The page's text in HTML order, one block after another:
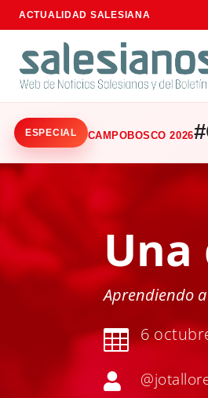
ACTUALIDAD SALESIANA
ESPECIAL CAMPOBOSCO 2026
Una
Aprendiendo
 6
